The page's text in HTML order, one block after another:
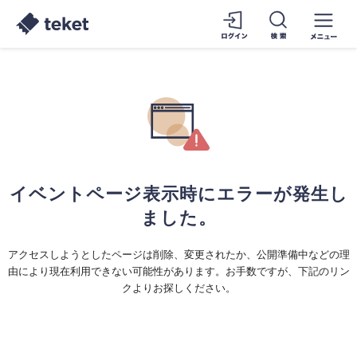
イベントページ表示時にエラーが発生し
ました。
アクセスしようとしたページは削除、変更されたか、公開準備中などの理
由により現在利用できない可能性があります。お手数ですが、下記のリン
クよりお探しください。